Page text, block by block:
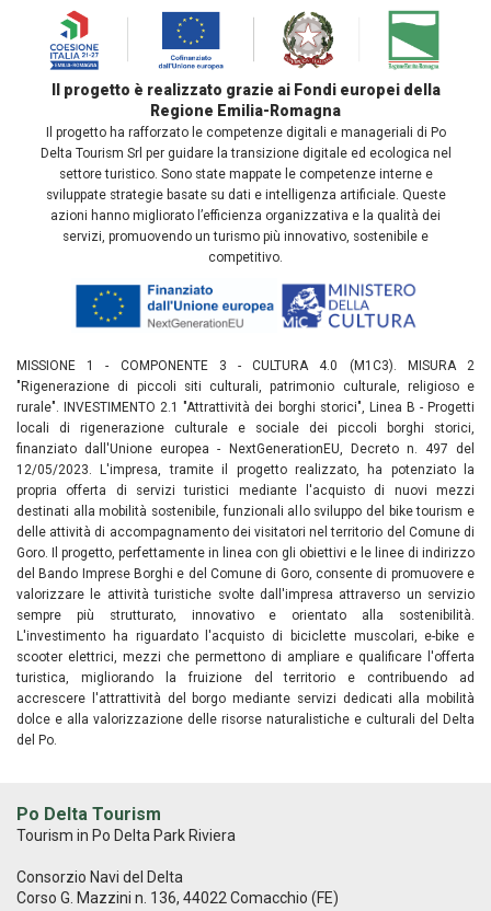
Il progetto è realizzato grazie ai Fondi europei della
Regione Emilia-Romagna
Il progetto ha rafforzato le competenze digitali e manageriali di Po
Delta Tourism Srl per guidare la transizione digitale ed ecologica nel
settore turistico. Sono state mappate le competenze interne e
sviluppate strategie basate su dati e intelligenza artificiale. Queste
azioni hanno migliorato l’efficienza organizzativa e la qualità dei
servizi, promuovendo un turismo più innovativo, sostenibile e
competitivo.
MISSIONE 1 - COMPONENTE 3 - CULTURA 4.0 (M1C3). MISURA 2
"Rigenerazione di piccoli siti culturali, patrimonio culturale, religioso e
rurale". INVESTIMENTO 2.1 "Attrattività dei borghi storici", Linea B - Progetti
locali di rigenerazione culturale e sociale dei piccoli borghi storici,
finanziato dall'Unione europea - NextGenerationEU, Decreto n. 497 del
12/05/2023. L'impresa, tramite il progetto realizzato, ha potenziato la
propria offerta di servizi turistici mediante l'acquisto di nuovi mezzi
destinati alla mobilità sostenibile, funzionali allo sviluppo del bike tourism e
delle attività di accompagnamento dei visitatori nel territorio del Comune di
Goro. Il progetto, perfettamente in linea con gli obiettivi e le linee di indirizzo
del Bando Imprese Borghi e del Comune di Goro, consente di promuovere e
valorizzare le attività turistiche svolte dall'impresa attraverso un servizio
sempre più strutturato, innovativo e orientato alla sostenibilità.
L'investimento ha riguardato l'acquisto di biciclette muscolari, e-bike e
scooter elettrici, mezzi che permettono di ampliare e qualificare l'offerta
turistica, migliorando la fruizione del territorio e contribuendo ad
accrescere l'attrattività del borgo mediante servizi dedicati alla mobilità
dolce e alla valorizzazione delle risorse naturalistiche e culturali del Delta
del Po.
Po Delta Tourism
Tourism in Po Delta Park Riviera
Consorzio Navi del Delta
Corso G. Mazzini n. 136, 44022 Comacchio (FE)